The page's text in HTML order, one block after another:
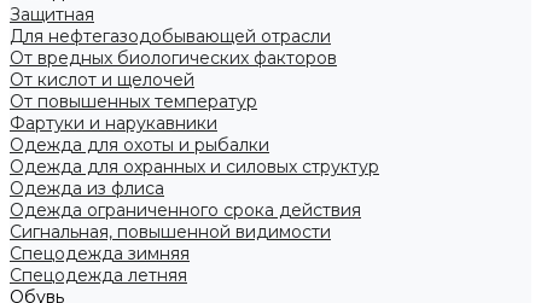
Защитная
Для нефтегазодобывающей отрасли
От вредных биологических факторов
От кислот и щелочей
От повышенных температур
Фартуки и нарукавники
Одежда для охоты и рыбалки
Одежда для охранных и силовых структур
Одежда из флиса
Одежда ограниченного срока действия
Сигнальная, повышенной видимости
Спецодежда зимняя
Спецодежда летняя
Обувь